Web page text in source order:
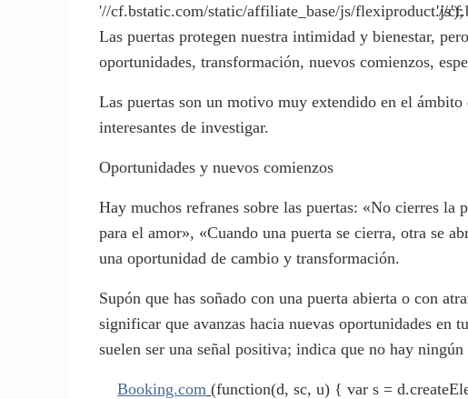
'//cf.bstatic.com/static/affiliate_base/js/flexiproduct.js');
'//
Las puertas protegen nuestra intimidad y bienestar,
oportunidades, transformación, nuevos comienzos,
Las puertas son un motivo muy extendido en el
interesantes de investigar.
Oportunidades y nuevos comienzos
Hay muchos refranes sobre las puertas: «No cierres la
para el amor», «Cuando una puerta se cierra, otra se
una oportunidad de cambio y transformación.
Supón que has soñado con una puerta abierta o con
significar que avanzas hacia nuevas oportunidades en
suelen ser una señal positiva; indica que no hay
Booking.com (function(d, sc, u) { var s =